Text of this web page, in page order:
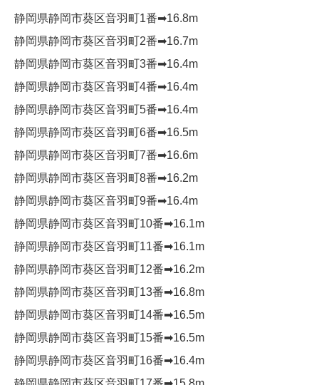
静岡県静岡市葵区音羽町1番➡︎16.8m
静岡県静岡市葵区音羽町2番➡︎16.7m
静岡県静岡市葵区音羽町3番➡︎16.4m
静岡県静岡市葵区音羽町4番➡︎16.4m
静岡県静岡市葵区音羽町5番➡︎16.4m
静岡県静岡市葵区音羽町6番➡︎16.5m
静岡県静岡市葵区音羽町7番➡︎16.6m
静岡県静岡市葵区音羽町8番➡︎16.2m
静岡県静岡市葵区音羽町9番➡︎16.4m
静岡県静岡市葵区音羽町10番➡︎16.1m
静岡県静岡市葵区音羽町11番➡︎16.1m
静岡県静岡市葵区音羽町12番➡︎16.2m
静岡県静岡市葵区音羽町13番➡︎16.8m
静岡県静岡市葵区音羽町14番➡︎16.5m
静岡県静岡市葵区音羽町15番➡︎16.5m
静岡県静岡市葵区音羽町16番➡︎16.4m